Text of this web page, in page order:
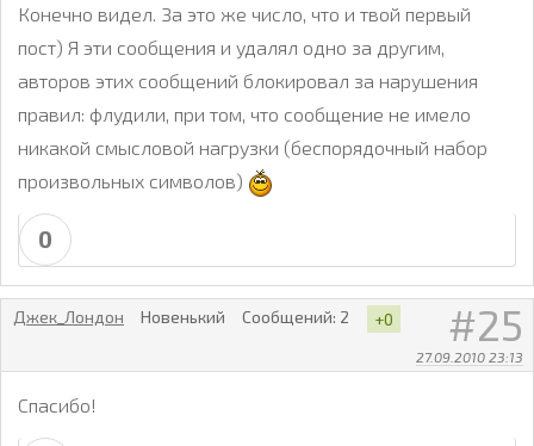
Конечно видел. За это же число, что и твой первый
пост) Я эти сообщения и удалял одно за другим,
авторов этих сообщений блокировал за нарушения
правил: флудили, при том, что сообщение не имело
никакой смысловой нагрузки (беспорядочный набор
произвольных символов)
0
25
27.09.2010 23:13
Джек_Лондон Новенький Сообщений: 2 +0
Спасибо!